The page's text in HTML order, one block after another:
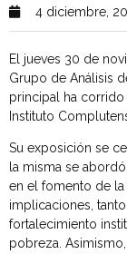
4 diciembre,
El jueves 30 de
Grupo de Análisis
principal ha corrido
Instituto
Su exposición se
la misma se
en el fomento de
implicaciones,
fortalecimiento
pobreza.